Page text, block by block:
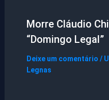
Morre Cláudio
“Domingo Legal”
Deixe um comentário /
Legnas